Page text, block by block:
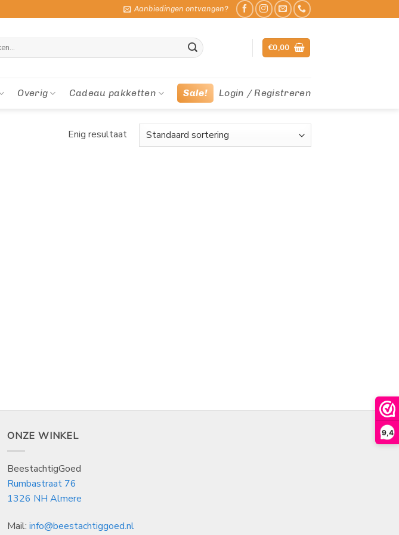
9,4
Aanbiedingen ontvangen?
€0,00
Overig Cadeau pakketten Sale! Login / Registreren
Enig resultaat
ONZE WINKEL
BeestachtigGoed
Rumbastraat 76
1326 NH Almere
Mail: info@beestachtiggoed.nl